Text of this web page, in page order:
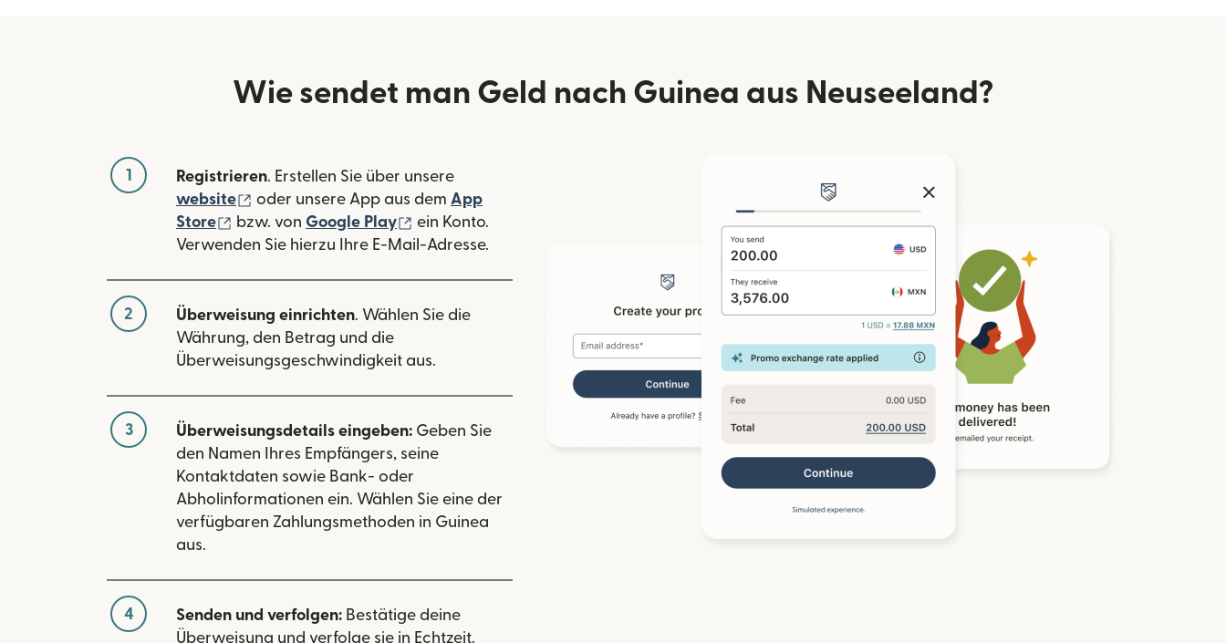
Wie sendet man Geld nach Guinea aus Neuseeland?
1 Registrieren. Erstellen Sie über unsere
website
(wird in einem neuen Fenster geöffnet)
oder unsere App aus dem App
Store
(wird in einem neuen Fenster geöffnet)
bzw. von Google Play (wird in einem neuen Fenster geöffnet)
ein Konto.
Verwenden Sie hierzu Ihre E-Mail-Adresse.
2 Überweisung einrichten. Wählen Sie die
Währung, den Betrag und die
Überweisungsgeschwindigkeit aus.
3 Überweisungsdetails eingeben: Geben Sie
den Namen Ihres Empfängers, seine
Kontaktdaten sowie Bank- oder
Abholinformationen ein. Wählen Sie eine der
verfügbaren Zahlungsmethoden in Guinea
aus.
4 Senden und verfolgen: Bestätige deine
Überweisung und verfolge sie in Echtzeit.